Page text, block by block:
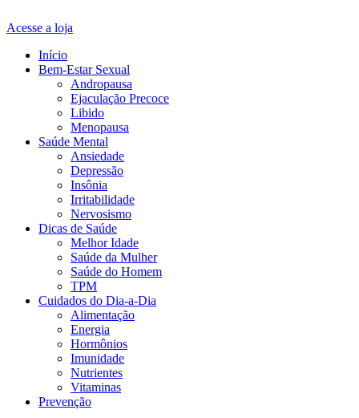
Acesse a loja
Início
Bem-Estar Sexual
Andropausa
Ejaculação Precoce
Libido
Menopausa
Saúde Mental
Ansiedade
Depressão
Insônia
Irritabilidade
Nervosismo
Dicas de Saúde
Melhor Idade
Saúde da Mulher
Saúde do Homem
TPM
Cuidados do Dia-a-Dia
Alimentação
Energia
Hormônios
Imunidade
Nutrientes
Vitaminas
Prevenção